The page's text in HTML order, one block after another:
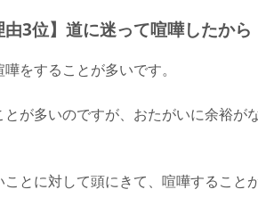
由3位】道に迷って喧嘩したから
をすることが多いです。
とが多いのですが、おたがいに余裕が
とに対して頭にきて、喧嘩すること